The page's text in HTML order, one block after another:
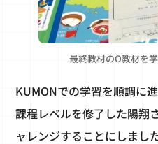
最終教材のO教材を
KUMONでの学習を順調に
課程レベルを修了した陽翔
ャレンジすることにしました